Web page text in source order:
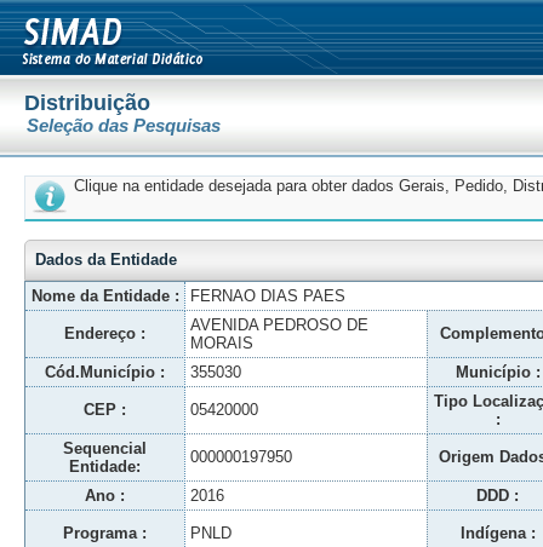
Distribuição
Seleção das Pesquisas
Clique na entidade desejada para obter dados Gerais, Pedido,
Dados da Entidade
Nome da Entidade :
FERNAO DIAS PAES
Endereço :
AVENIDA PEDROSO DE
MORAIS
Cód.Município : 355030 Município :
CEP : 05420000
Tipo
:
Sequencial
Entidade:
000000197950 Origem
Ano : 2016 DDD :
Programa : PNLD Indígena :